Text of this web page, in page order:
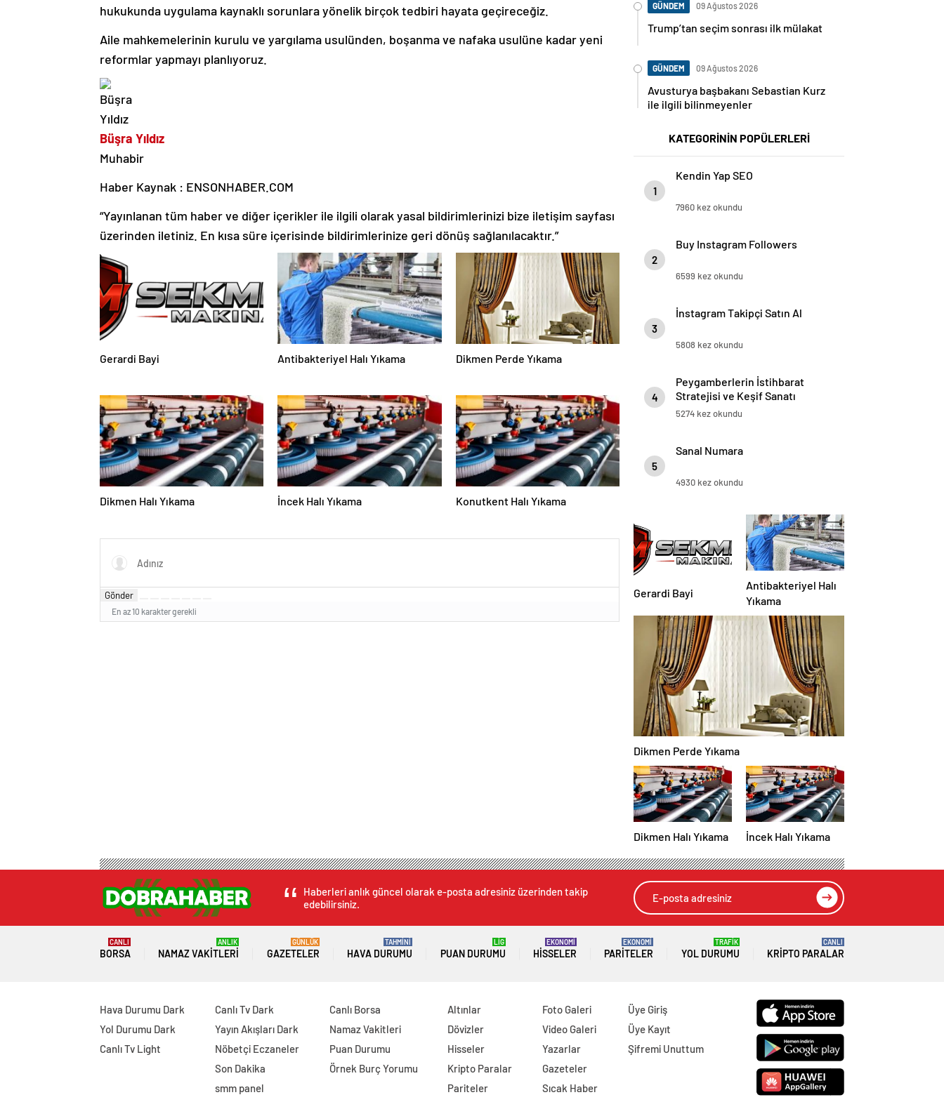
hukukunda uygulama kaynaklı sorunlara yönelik birçok tedbiri hayata geçireceğiz.
Aile mahkemelerinin kurulu ve yargılama usulünden, boşanma ve nafaka usulüne kadar yeni
reformlar yapmayı planlıyoruz.
Büşra Yıldız
Muhabir
Haber Kaynak : ENSONHABER.COM
“Yayınlanan tüm haber ve diğer içerikler ile ilgili olarak yasal bildirimlerinizi bize iletişim sayfası
üzerinden iletiniz. En kısa süre içerisinde bildirimlerinize geri dönüş sağlanılacaktır.”
Gerardi Bayi Antibakteriyel Halı Yıkama Dikmen Perde Yıkama
Dikmen Halı Yıkama İncek Halı Yıkama Konutkent Halı Yıkama
Gönder
En az 10 karakter gerekli
GÜNDEM 09 Ağustos 2026
Trump’tan seçim sonrası ilk mülakat
GÜNDEM 09 Ağustos 2026
Avusturya başbakanı Sebastian Kurz
ile ilgili bilinmeyenler
KATEGORİNİN POPÜLERLERİ
1
Kendin Yap SEO
7960 kez okundu
2
Buy Instagram Followers
6599 kez okundu
3
İnstagram Takipçi Satın Al
5808 kez okundu
4
Peygamberlerin İstihbarat
Stratejisi ve Keşif Sanatı
5274 kez okundu
5
Sanal Numara
4930 kez okundu
Gerardi Bayi
Antibakteriyel Halı
Yıkama
Dikmen Perde Yıkama
Dikmen Halı Yıkama İncek Halı Yıkama
Haberleri anlık güncel olarak e-posta adresiniz üzerinden takip
edebilirsiniz.
BORSA
CANLI
NAMAZ VAKITLERI
ANLIK
GAZETELER
GÜNLÜK
HAVA DURUMU
TAHMİNİ
PUAN DURUMU
LİG
HISSELER
EKONOMİ
PARITELER
EKONOMİ
YOL DURUMU
TRAFİK
KRIPTO PARALAR
CANLI
Hava Durumu Dark
Yol Durumu Dark
Canlı Tv Light
Canlı Tv Dark
Yayın Akışları Dark
Nöbetçi Eczaneler
Son Dakika
smm panel
Canlı Borsa
Namaz Vakitleri
Puan Durumu
Örnek Burç Yorumu
Altınlar
Dövizler
Hisseler
Kripto Paralar
Pariteler
Foto Galeri
Video Galeri
Yazarlar
Gazeteler
Sıcak Haber
Üye Giriş
Üye Kayıt
Şifremi Unuttum